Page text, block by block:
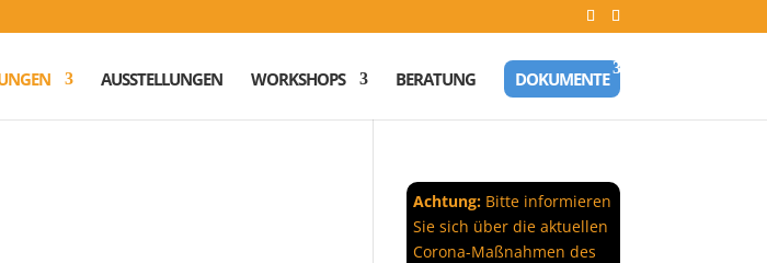
AUSSTELLUNGEN WORKSHOPS BERATUNG DOKUMENTE
Achtung: Bitte informieren
Sie sich über die aktuellen
Corona-Maßnahmen des